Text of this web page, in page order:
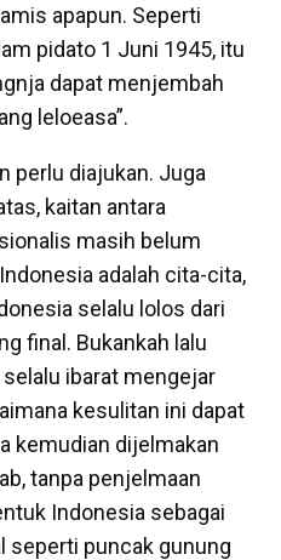
apapun. Seperti
pidato 1 Juni 1945, itu
dapat menjembah
leloeasa”.
perlu diajukan. Juga
kaitan antara
masih belum
adalah cita-cita,
selalu lolos dari
final. Bukankah lalu
ibarat mengejar
kesulitan ini dapat
kemudian dijelmakan
tanpa penjelmaan
Indonesia sebagai
seperti puncak gunung